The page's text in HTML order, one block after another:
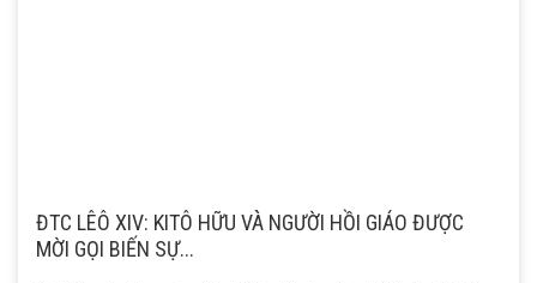
ĐTC LÊÔ XIV: KITÔ HỮU VÀ NGƯỜI HỒI GIÁO ĐƯỢC
MỜI GỌI BIẾN SỰ...